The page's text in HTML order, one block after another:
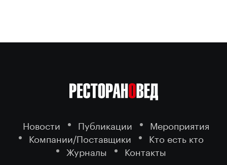
Новости Публикации
Мероприятия
Компании/Поставщики
Кто есть кто
Журналы
Контакты